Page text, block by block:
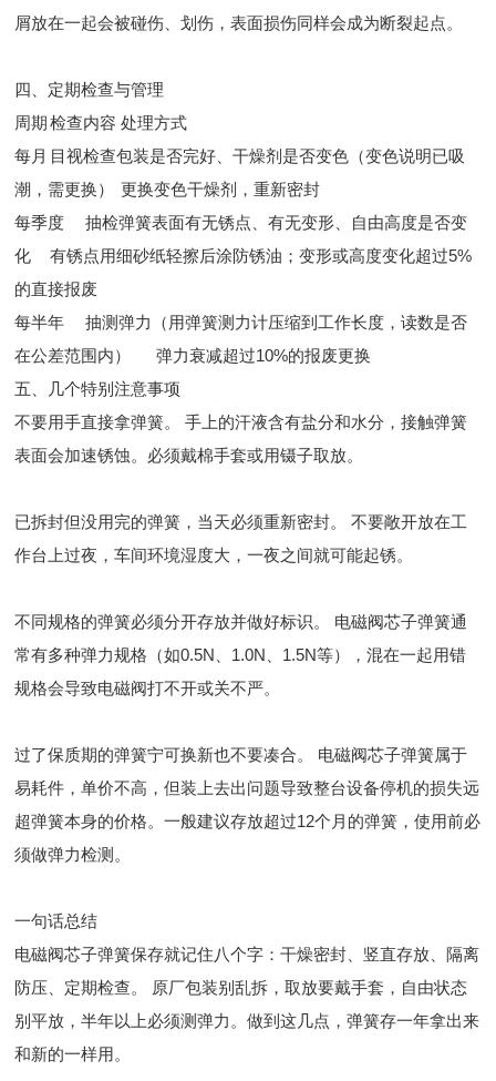
屑放在一起会被碰伤、划伤，表面损伤同样会成为断裂起点。
四、定期检查与管理
周期 检查内容 处理方式
每月 目视检查包装是否完好、干燥剂是否变色（变色说明已吸
潮，需更换）
更换变色干燥剂，重新密封
每季度
抽检弹簧表面有无锈点、有无变形、自由高度是否变
化
有锈点用细砂纸轻擦后涂防锈油；变形或高度变化超过5%
的直接报废
每半年
抽测弹力（用弹簧测力计压缩到工作长度，读数是否
在公差范围内）
弹力衰减超过10%的报废更换
五、几个特别注意事项
不要用手直接拿弹簧。 手上的汗液含有盐分和水分，接触弹簧
表面会加速锈蚀。必须戴棉手套或用镊子取放。
已拆封但没用完的弹簧，当天必须重新密封。 不要敞开放在工
作台上过夜，车间环境湿度大，一夜之间就可能起锈。
不同规格的弹簧必须分开存放并做好标识。 电磁阀芯子弹簧通
常有多种弹力规格（如0.5N、1.0N、1.5N等），混在一起用错
规格会导致电磁阀打不开或关不严。
过了保质期的弹簧宁可换新也不要凑合。 电磁阀芯子弹簧属于
易耗件，单价不高，但装上去出问题导致整台设备停机的损失远
超弹簧本身的价格。一般建议存放超过12个月的弹簧，使用前必
须做弹力检测。
一句话总结
电磁阀芯子弹簧保存就记住八个字：干燥密封、竖直存放、隔离
防压、定期检查。 原厂包装别乱拆，取放要戴手套，自由状态
别平放，半年以上必须测弹力。做到这几点，弹簧存一年拿出来
和新的一样用。